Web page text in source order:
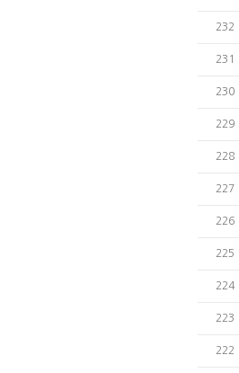
232
231
230
229
228
227
226
225
224
223
222